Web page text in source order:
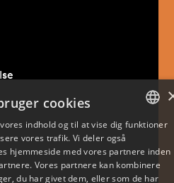
ENGLISH
cookies
indhold og til at vise dig funktioner
vores trafik. Vi deler også
hjemmeside med vores partnere inden
Vores partnere kan kombinere
du har givet dem, eller som de har